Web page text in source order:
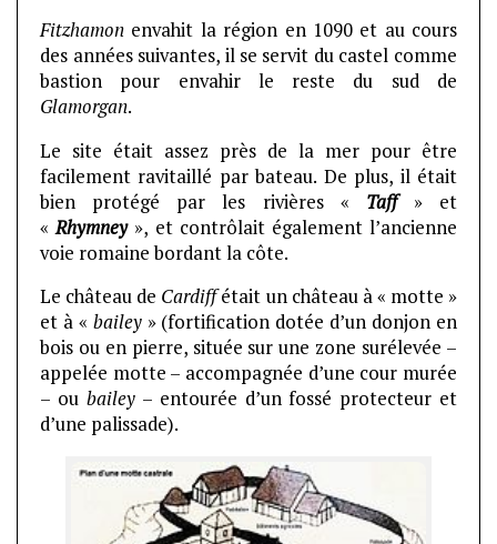
Fitzhamon envahit la région en 1090 et au cours
des années suivantes, il se servit du castel comme
bastion pour envahir le reste du sud de
Glamorgan.
Le site était assez près de la mer pour être
facilement ravitaillé par bateau. De plus, il était
bien protégé par les rivières « Taff» et
«Rhymney», et contrôlait également l’ancienne
voie romaine bordant la côte.
Le château de Cardiffétait un château à « motte »
et à « bailey» (fortification dotée d’un donjon en
bois ou en pierre, située sur une zone surélevée –
appelée motte – accompagnée d’une cour murée
– ou bailey – entourée d’un fossé protecteur et
d’une palissade).